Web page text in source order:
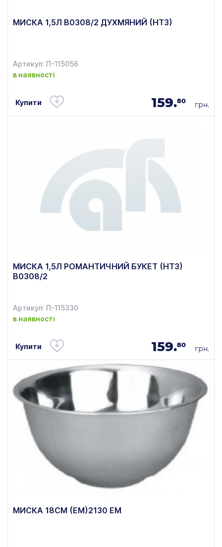
МИСКА 1,5Л В0308/2 ДУХМЯНИЙ (НТЗ)
Артикул: П-115056
в наявності
Купити 159.80 грн.
МИСКА 1,5Л РОМАНТИЧНИЙ БУКЕТ (НТЗ)
В0308/2
Артикул: П-115330
в наявності
Купити 159.80 грн.
МИСКА 18СМ (ЕМ)2130 ЕМ